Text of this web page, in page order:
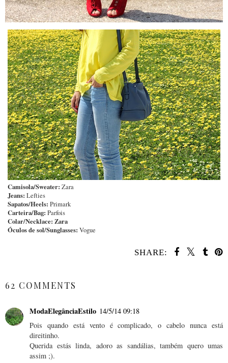
Camisola/Sweater: Zara
Jeans: Lefties
Sapatos/Heels: Primark
Carteira/Bag: Parfois
Colar/Necklace: Zara
Óculos de sol/Sunglasses: Vogue
SHARE:
62 COMMENTS
ModaElegânciaEstilo 14/5/14 09:18
Pois quando está vento é complicado, o cabelo nunca está
direitinho.
Querida estás linda, adoro as sandálias, também quero umas
assim ;).